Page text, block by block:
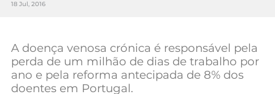
Animais de Estimação
18 Jul, 2016
A doença venosa crónica é responsável pela
perda de um milhão de dias de trabalho por
ano e pela reforma antecipada de 8% dos
doentes em Portugal.